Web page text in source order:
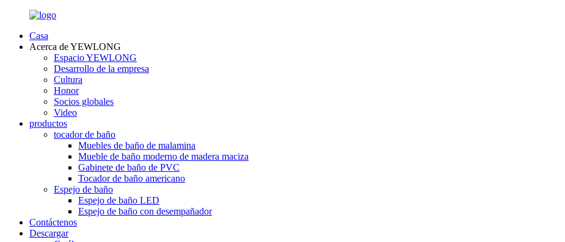
Casa
Acerca de YEWLONG
Espacio YEWLONG
Desarrollo de la empresa
Cultura
Honor
Socios globales
Video
productos
tocador de baño
Muebles de baño de malamina
Mueble de baño moderno de madera maciza
Gabinete de baño de PVC
Tocador de baño americano
Espejo de baño
Espejo de baño LED
Espejo de baño con desempañador
Contáctenos
Descargar